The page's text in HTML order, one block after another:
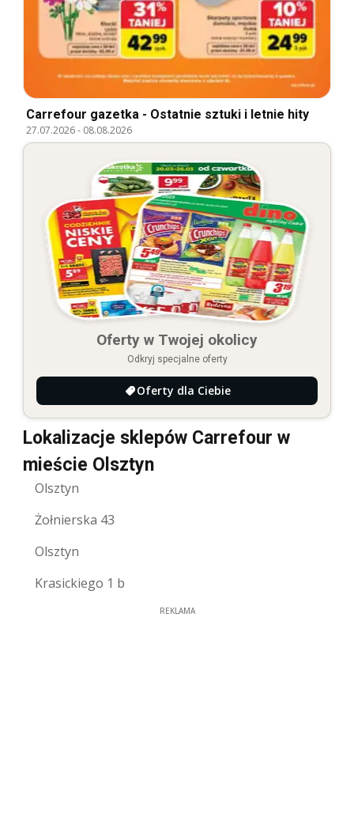
Carrefour gazetka - Ostatnie sztuki i letnie hity
27.07.2026- 08.08.2026
Oferty w Twojej okolicy
Odkryj specjalne oferty
Oferty dla Ciebie
Lokalizacje sklepów Carrefour w
mieście Olsztyn
Olsztyn
Żołnierska 43
Olsztyn
Krasickiego 1 b
REKLAMA